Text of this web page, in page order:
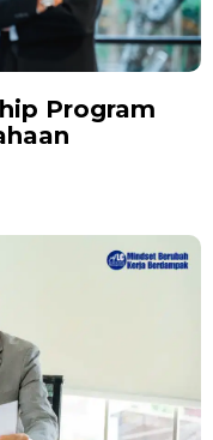
Program